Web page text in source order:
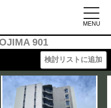
901
検討リストに追加